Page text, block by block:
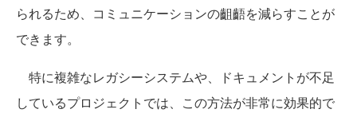
られるため、コミュニケーションの齟齬を減らすことが
できます。
特に複雑なレガシーシステムや、ドキュメントが不足
しているプロジェクトでは、この方法が非常に効果的で